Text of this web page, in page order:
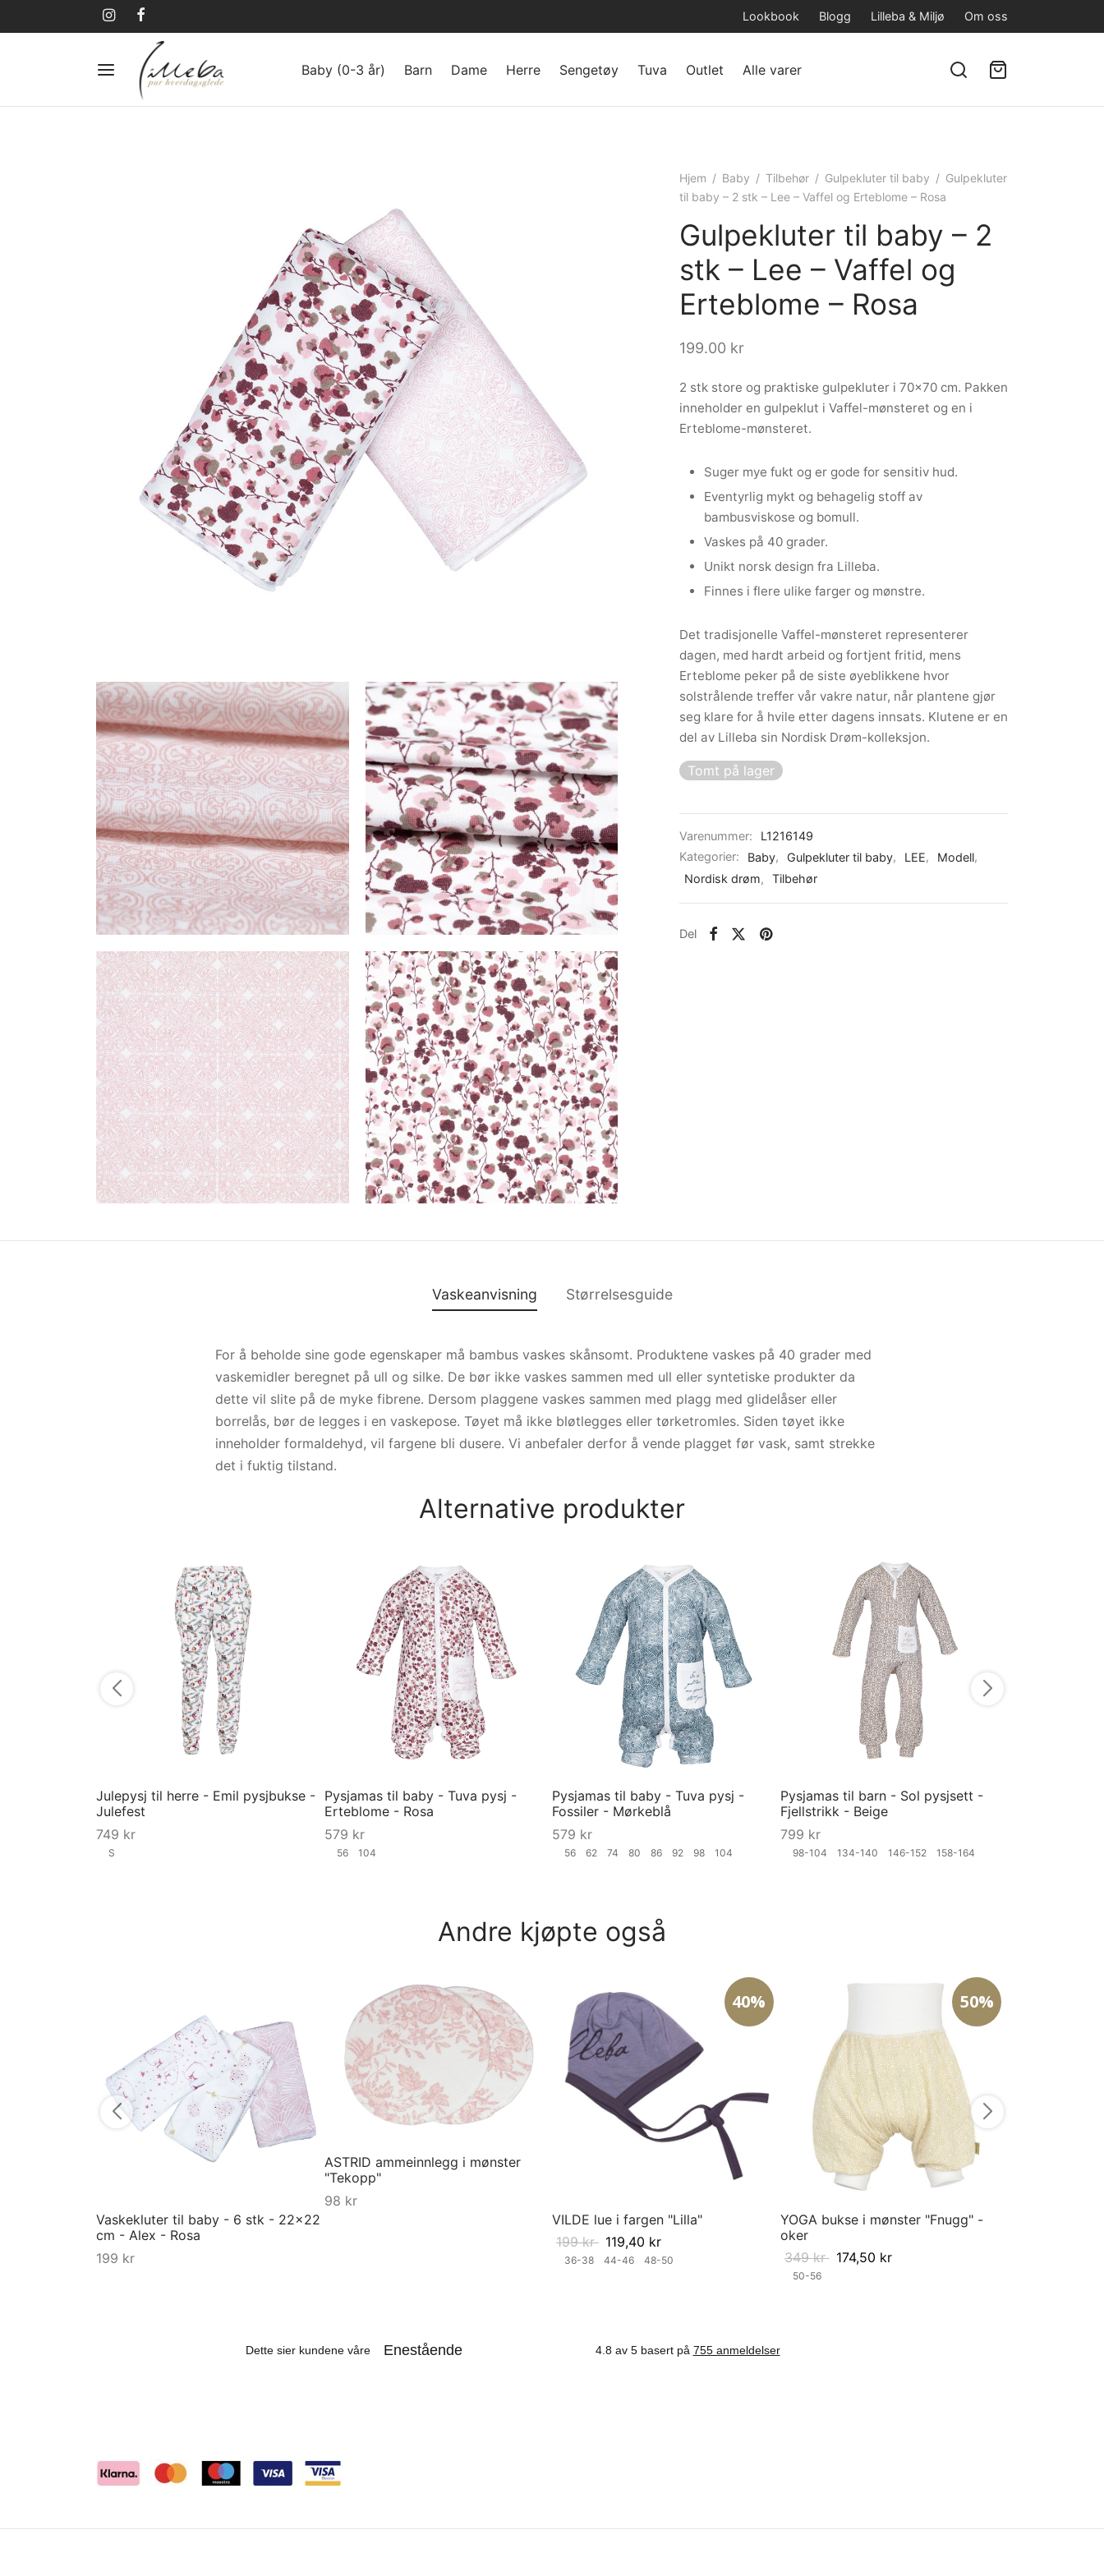
Lookbook Blogg Lilleba & Miljø Om oss
Baby (0-3 år) Barn Dame Herre Sengetøy Tuva Outlet Alle varer
Hjem / Baby / Tilbehør / Gulpekluter til baby / Gulpekluter
til baby – 2 stk – Lee – Vaffel og Erteblome – Rosa
Gulpekluter til baby – 2
stk – Lee – Vaffel og
Erteblome – Rosa
199.00 kr
2 stk store og praktiske gulpekluter i 70×70 cm. Pakken
inneholder en gulpeklut i Vaffel-mønsteret og en i
Erteblome-mønsteret.
Suger mye fukt og er gode for sensitiv hud.
Eventyrlig mykt og behagelig stoff av
bambusviskose og bomull.
Vaskes på 40 grader.
Unikt norsk design fra Lilleba.
Finnes i flere ulike farger og mønstre.
Det tradisjonelle Vaffel-mønsteret representerer
dagen, med hardt arbeid og fortjent fritid, mens
Erteblome peker på de siste øyeblikkene hvor
solstrålende treffer vår vakre natur, når plantene gjør
seg klare for å hvile etter dagens innsats. Klutene er en
del av Lilleba sin Nordisk Drøm-kolleksjon.
Tomt på lager
Varenummer:
L1216149
Kategorier:
Baby, Gulpekluter til baby, LEE, Modell,
Nordisk drøm, Tilbehør
Del
Vaskeanvisning Størrelsesguide
For å beholde sine gode egenskaper må bambus vaskes skånsomt. Produktene vaskes på 40 grader med
vaskemidler beregnet på ull og silke. De bør ikke vaskes sammen med ull eller syntetiske produkter da
dette vil slite på de myke fibrene. Dersom plaggene vaskes sammen med plagg med glidelåser eller
borrelås, bør de legges i en vaskepose. Tøyet må ikke bløtlegges eller tørketromles. Siden tøyet ikke
inneholder formaldehyd, vil fargene bli dusere. Vi anbefaler derfor å vende plagget før vask, samt strekke
det i fuktig tilstand.
Alternative produkter
Julepysj til herre - Emil pysjbukse -
Julefest
749 kr
S
Pysjamas til baby - Tuva pysj -
Erteblome - Rosa
579 kr
56 104
Pysjamas til baby - Tuva pysj -
Fossiler - Mørkeblå
579 kr
56 62 74 80 86 92 98 104
Pysjamas til barn - Sol pysjsett -
Fjellstrikk - Beige
799 kr
98-104 134-140 146-152 158-164
Andre kjøpte også
Vaskekluter til baby - 6 stk - 22x22
cm - Alex - Rosa
199 kr
ASTRID ammeinnlegg i mønster
"Tekopp"
98 kr
40%
VILDE lue i fargen "Lilla"
199kr 119,40 kr
36-38 44-46 48-50
50%
YOGA bukse i mønster "Fnugg" -
oker
349kr 174,50 kr
50-56